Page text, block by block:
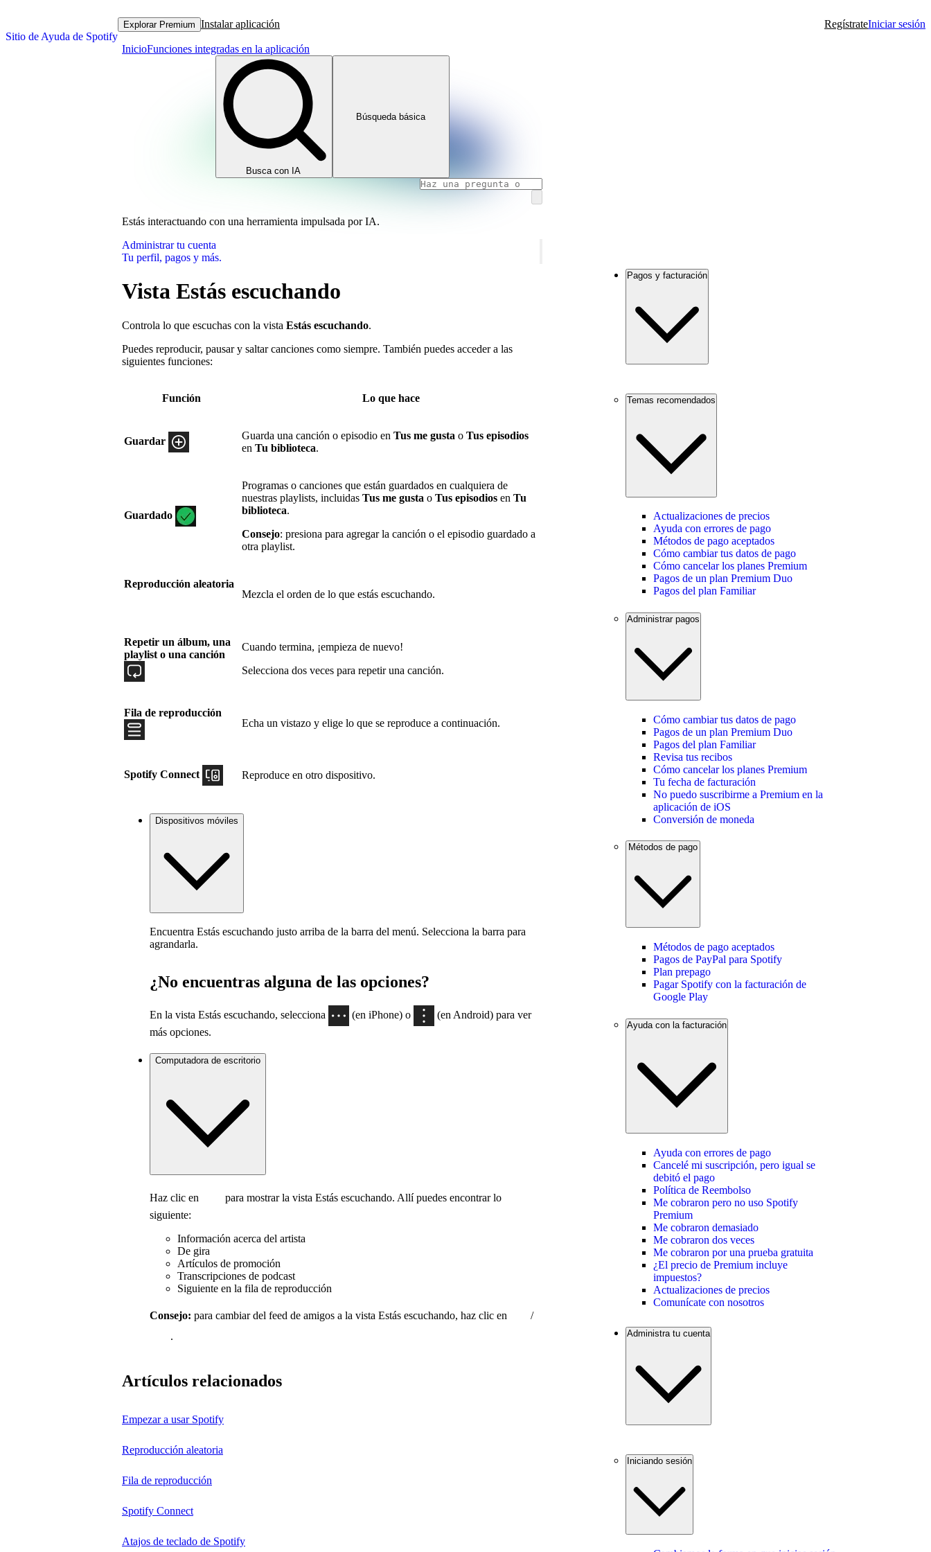
Sitio de Ayuda de Spotify
Explorar Premium Instalar aplicación RegístrateIniciar sesión
InicioFunciones integradas en la aplicación
Busca con IA
Búsqueda básica
Estás interactuando con una herramienta impulsada por IA.
Administrar tu cuenta
Tu perfil, pagos y más.
Vista Estás escuchando
Controla lo que escuchas con la vista Estás escuchando.
Puedes reproducir, pausar y saltar canciones como siempre. También puedes acceder a las
siguientes funciones:
Función Lo que hace
Guardar Guarda una canción o episodio en Tus me gusta o Tus episodios
en Tu biblioteca.
Guardado
Programas o canciones que están guardados en cualquiera de
nuestras playlists, incluidas Tus me gusta o Tus episodios en Tu
biblioteca.
Consejo: presiona para agregar la canción o el episodio guardado a
otra playlist.
Reproducción aleatoria
Mezcla el orden de lo que estás escuchando.
Repetir un álbum, una
playlist o una canción
Cuando termina, ¡empieza de nuevo!
Selecciona dos veces para repetir una canción.
Fila de reproducción
Echa un vistazo y elige lo que se reproduce a continuación.
Spotify Connect Reproduce en otro dispositivo.
Dispositivos móviles
Encuentra Estás escuchando justo arriba de la barra del menú. Selecciona la barra para
agrandarla.
¿No encuentras alguna de las opciones?
En la vista Estás escuchando, selecciona (en iPhone) o
(en Android) para ver
más opciones.
Computadora de escritorio
Haz clic en
para mostrar la vista Estás escuchando. Allí puedes encontrar lo
siguiente:
Información acerca del artista
De gira
Artículos de promoción
Transcripciones de podcast
Siguiente en la fila de reproducción
Consejo: para cambiar del feed de amigos a la vista Estás escuchando, haz clic en
/
Artículos relacionados
Empezar a usar Spotify
Reproducción aleatoria
Fila de reproducción
Spotify Connect
Atajos de teclado de Spotify
Pagos y facturación
Temas recomendados
Actualizaciones de precios
Ayuda con errores de pago
Métodos de pago aceptados
Cómo cambiar tus datos de pago
Cómo cancelar los planes Premium
Pagos de un plan Premium Duo
Pagos del plan Familiar
Administrar pagos
Cómo cambiar tus datos de pago
Pagos de un plan Premium Duo
Pagos del plan Familiar
Revisa tus recibos
Cómo cancelar los planes Premium
Tu fecha de facturación
No puedo suscribirme a Premium en la
aplicación de iOS
Conversión de moneda
Métodos de pago aceptados
Pagos de PayPal para Spotify
Plan prepago
Pagar Spotify con la facturación de
Google Play
Ayuda con la facturación
Ayuda con errores de pago
Cancelé mi suscripción, pero igual se
debitó el pago
Política de Reembolso
Me cobraron pero no uso Spotify
Premium
Me cobraron demasiado
Me cobraron dos veces
Me cobraron por una prueba gratuita
¿El precio de Premium incluye
impuestos?
Actualizaciones de precios
Comunícate con nosotros
Administra tu cuenta
Iniciando sesión